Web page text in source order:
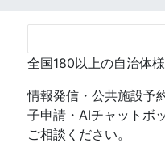
全国180以上の自治体
情報発信・公共施設予
子申請・AIチャットボ
ご相談ください。